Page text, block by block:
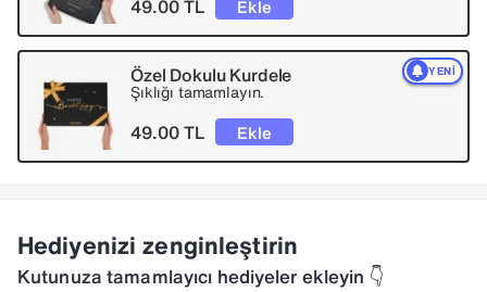
49.00 TL Ekle
Özel Dokulu Kurdele YENI
Şıklığı tamamlayın.
49.00 TL Ekle
Hediyenizi zenginleştirin
Kutunuza tamamlayıcı hediyeler ekleyin 👇